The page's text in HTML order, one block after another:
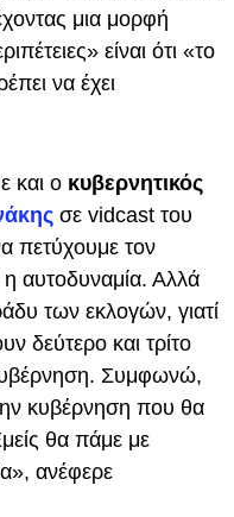
μια μορφή
είναι ότι «το
να έχει
και ο κυβερνητικός
σε vidcast του
πετύχουμε τον
η αυτοδυναμία. Αλλά
των εκλογών, γιατί
δεύτερο και τρίτο
Συμφωνώ,
κυβέρνηση που θα
θα πάμε με
ανέφερε